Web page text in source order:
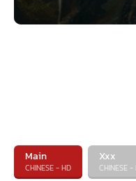
Main
CHINESE - HD
Xxx
CHINESE -